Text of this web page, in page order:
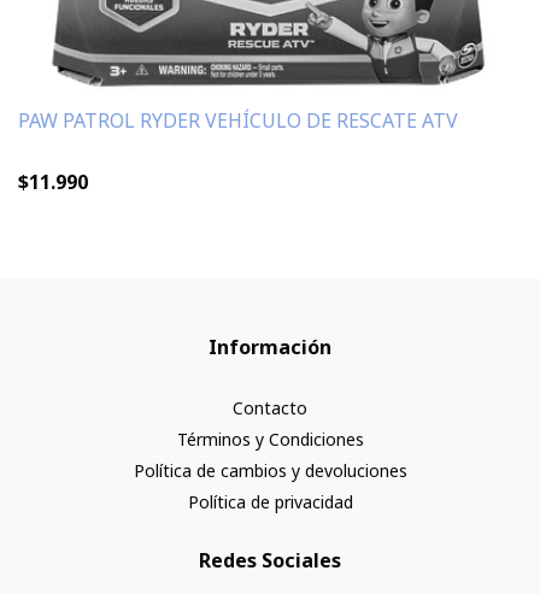
PAW PATROL RYDER VEHÍCULO DE RESCATE ATV
$11.990
Información
Contacto
Términos y Condiciones
Política de cambios y devoluciones
Política de privacidad
Redes Sociales